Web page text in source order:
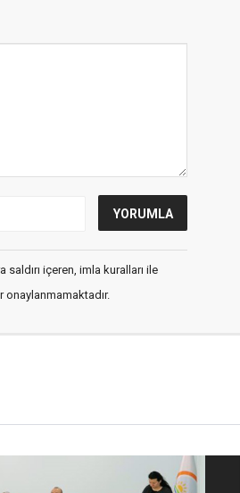
içeren, imla kuralları ile
onaylanmamaktadır.